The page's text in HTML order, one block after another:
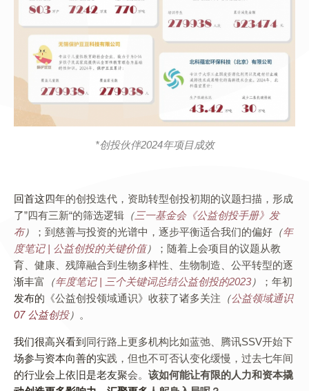
*创投伙伴2024年项目成效
回首这四年的创投迭代，资助转型创投初期的议题扫描，形成
了”四有三新“的筛选逻辑 （ 三一基金会《公益创投手册》发
布） ；到慈善与投资的光谱中，逐步平衡适合我们的偏好 （年
度笔记 | 公益创投的关键价值）
；随着上会项目的议题从教
育、健康、残障融合到生物多样性、生物制造、公平转型的逐
渐丰富
（年度笔记 | 三个关键词总结公益创投的2023）
；年初
发布的《公益创投领域通识》收获了诸多关注 （公益领域通识
07 公益创投） 。
我们很高兴看到同行路上更多机构比如蓝弛、腾讯SSV开始下
场参与资本向善的实践，但也不可否认变化缓慢，过去七年间
的行业会上依旧是老友聚会。 该如何能让有限的人力和资本撬